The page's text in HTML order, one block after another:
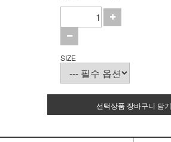
SIZE
선택상품 장바구니 담기